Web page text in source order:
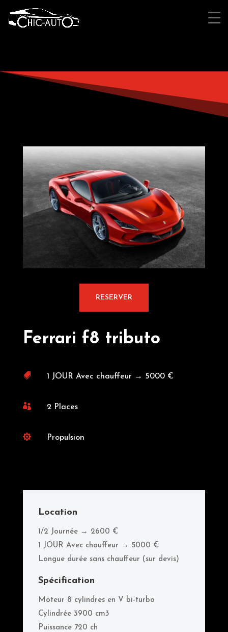
RESERVER
Ferrari f8 tributo
 1 JOUR Avec chauffeur → 5000 €
 2 Places
 Propulsion
Location
1/2 Journée → 2600 €
1 JOUR Avec chauffeur → 5000 €
Longue durée sans chauffeur (sur devis)
Spécification
Moteur 8 cylindres en V bi-turbo
Cylindrée 3900 cm3
Puissance 720 ch